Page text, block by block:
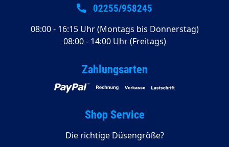
02255/958245
08:00 - 16:15 Uhr (Montags bis Donnerstag)
08:00 - 14:00 Uhr (Freitags)
Zahlungsarten
Shop Service
Die richtige Düsengröße?